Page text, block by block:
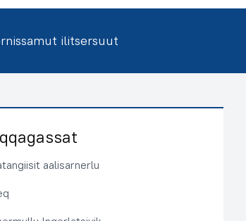
ilitsersuut
aalisarnerlu